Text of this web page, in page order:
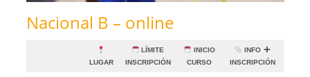
Nacional B – online
LUGAR
LÍMITE
INSCRIPCIÓN
INICIO
CURSO
INFO
INSCRIPCIÓN